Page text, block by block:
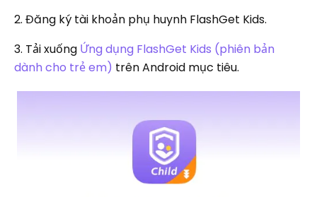
2. Đăng ký tài khoản phụ huynh FlashGet Kids.
3. Tải xuống Ứng dụng FlashGet Kids (phiên bản
dành cho trẻ em) trên Android mục tiêu.